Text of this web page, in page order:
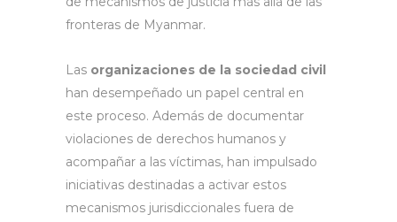
fronteras de Myanmar.
Las organizaciones de la sociedad civil
han desempeñado un papel central en
este proceso. Además de documentar
violaciones de derechos humanos y
acompañar a las víctimas, han impulsado
iniciativas destinadas a activar estos
mecanismos jurisdiccionales fuera de